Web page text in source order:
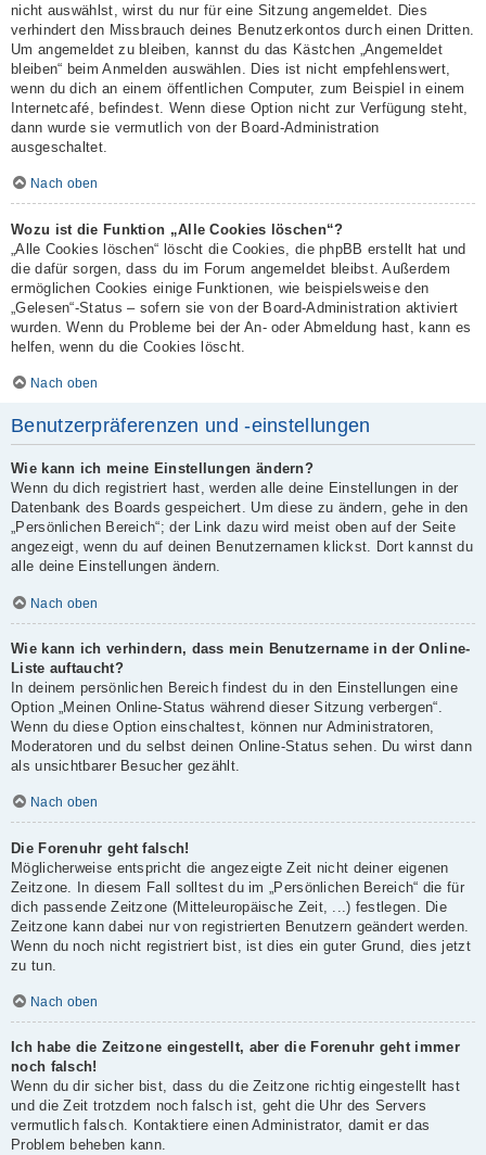
nicht auswählst, wirst du nur für eine Sitzung angemeldet. Dies
verhindert den Missbrauch deines Benutzerkontos durch einen Dritten.
Um angemeldet zu bleiben, kannst du das Kästchen „Angemeldet
bleiben“ beim Anmelden auswählen. Dies ist nicht empfehlenswert,
wenn du dich an einem öffentlichen Computer, zum Beispiel in einem
Internetcafé, befindest. Wenn diese Option nicht zur Verfügung steht,
dann wurde sie vermutlich von der Board-Administration
ausgeschaltet.
Nach oben
Wozu ist die Funktion „Alle Cookies löschen“?
„Alle Cookies löschen“ löscht die Cookies, die phpBB erstellt hat und
die dafür sorgen, dass du im Forum angemeldet bleibst. Außerdem
ermöglichen Cookies einige Funktionen, wie beispielsweise den
„Gelesen“-Status – sofern sie von der Board-Administration aktiviert
wurden. Wenn du Probleme bei der An- oder Abmeldung hast, kann es
helfen, wenn du die Cookies löscht.
Nach oben
Benutzerpräferenzen und -einstellungen
Wie kann ich meine Einstellungen ändern?
Wenn du dich registriert hast, werden alle deine Einstellungen in der
Datenbank des Boards gespeichert. Um diese zu ändern, gehe in den
„Persönlichen Bereich“; der Link dazu wird meist oben auf der Seite
angezeigt, wenn du auf deinen Benutzernamen klickst. Dort kannst du
alle deine Einstellungen ändern.
Nach oben
Wie kann ich verhindern, dass mein Benutzername in der Online-
Liste auftaucht?
In deinem persönlichen Bereich findest du in den Einstellungen eine
Option „Meinen Online-Status während dieser Sitzung verbergen“.
Wenn du diese Option einschaltest, können nur Administratoren,
Moderatoren und du selbst deinen Online-Status sehen. Du wirst dann
als unsichtbarer Besucher gezählt.
Nach oben
Die Forenuhr geht falsch!
Möglicherweise entspricht die angezeigte Zeit nicht deiner eigenen
Zeitzone. In diesem Fall solltest du im „Persönlichen Bereich“ die für
dich passende Zeitzone (Mitteleuropäische Zeit, ...) festlegen. Die
Zeitzone kann dabei nur von registrierten Benutzern geändert werden.
Wenn du noch nicht registriert bist, ist dies ein guter Grund, dies jetzt
zu tun.
Nach oben
Ich habe die Zeitzone eingestellt, aber die Forenuhr geht immer
noch falsch!
Wenn du dir sicher bist, dass du die Zeitzone richtig eingestellt hast
und die Zeit trotzdem noch falsch ist, geht die Uhr des Servers
vermutlich falsch. Kontaktiere einen Administrator, damit er das
Problem beheben kann.